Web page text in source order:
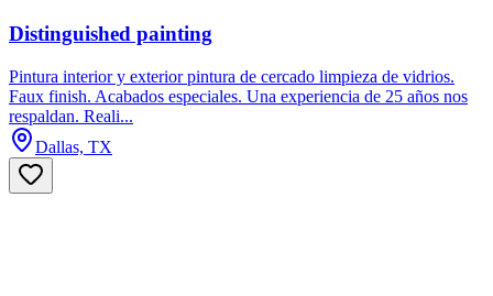
Distinguished painting
Pintura interior y exterior pintura de cercado limpieza de vidrios.
Faux finish. Acabados especiales. Una experiencia de 25 años nos
respaldan. Reali...
Dallas, TX